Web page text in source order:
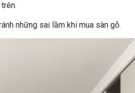
những sai lầm khi mua sàn gỗ.